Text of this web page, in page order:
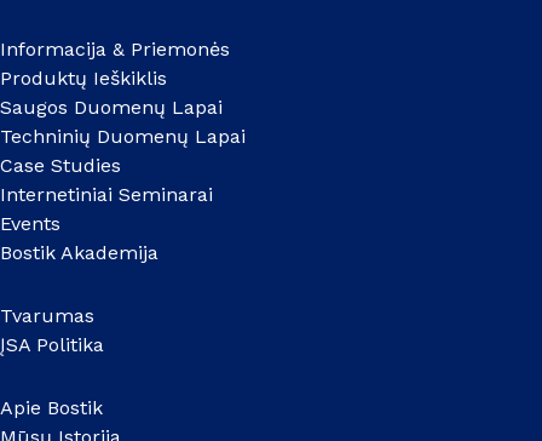
Informacija & Priemonės
Produktų Ieškiklis
Saugos Duomenų Lapai
Techninių Duomenų Lapai
Case Studies
Internetiniai Seminarai
Events
Bostik Akademija
Tvarumas
ĮSA Politika
Apie Bostik